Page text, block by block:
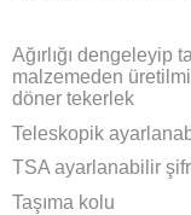
Ağırlığı dengeleyip
malzemeden
döner tekerlek
Teleskopik
TSA ayarlanabilir
Taşıma kolu